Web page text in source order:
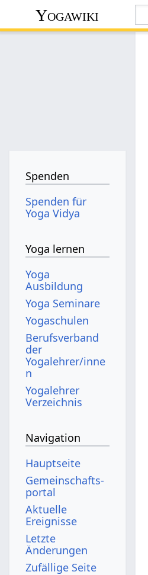
Yogawiki
Spenden
Spenden für
Yoga Vidya
Yoga lernen
Yoga
Ausbildung
Yoga Seminare
Yogaschulen
Berufsverband
der
Yogalehrer/inne
n
Yogalehrer
Verzeichnis
Navigation
Hauptseite
Gemeinschafts­
portal
Aktuelle
Ereignisse
Letzte
Änderungen
Zufällige Seite